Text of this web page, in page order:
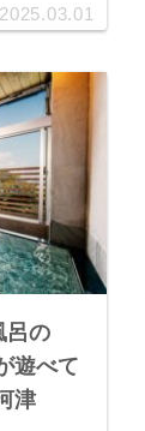
2025.03.01
呂の
遊べて
津